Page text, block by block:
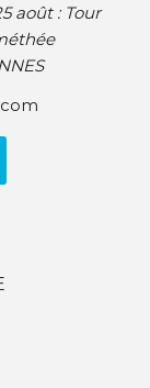
août : Tour